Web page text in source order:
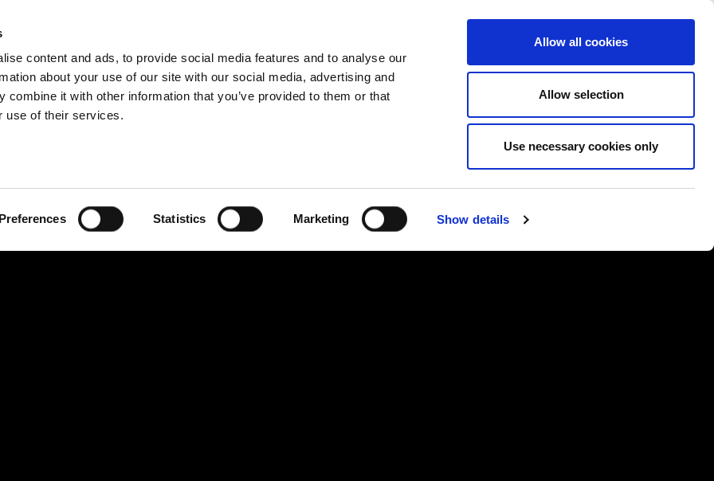
content and ads, to provide social media features and to analyse our
about your use of our site with our social media, advertising and
combine it with other information that you’ve provided to them or that
use of their services.
Statistics Marketing Show details
Allow all cookies
Allow selection
Use necessary cookies only
PRODUCTEN DIENSTEN BEDRIJF REFERENTIES